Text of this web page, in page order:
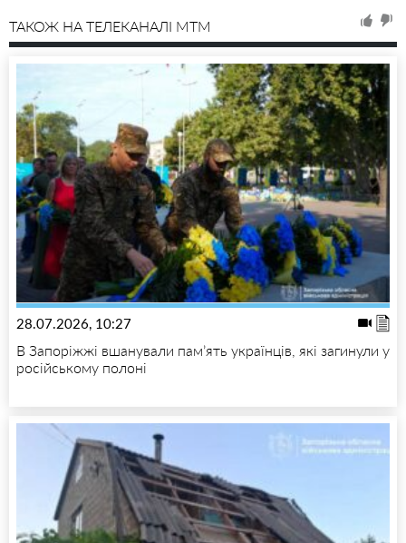
ТАКОЖ НА ТЕЛЕКАНАЛІ MTM
28.07.2026, 10:27
В Запоріжжі вшанували пам’ять українців, які загинули у
російському полоні